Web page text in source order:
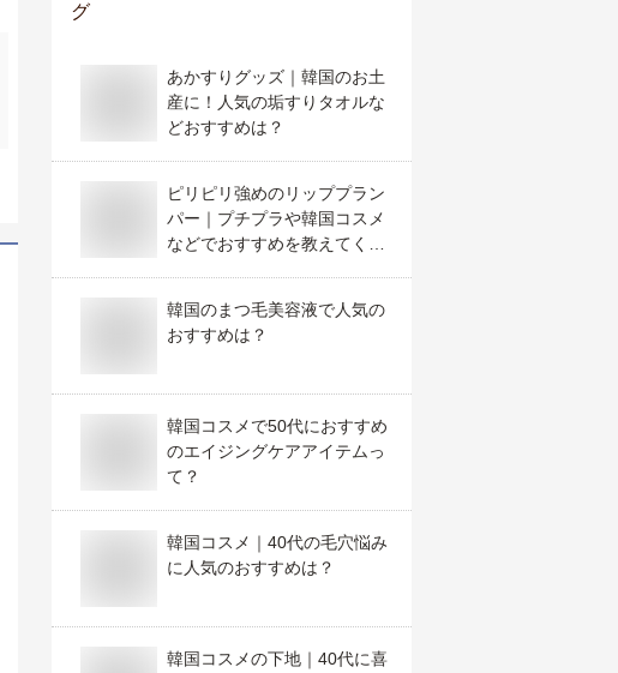
グ
あかすりグッズ｜韓国のお土
産に！人気の垢すりタオルな
どおすすめは？
ピリピリ強めのリッププラン
パー｜プチプラや韓国コスメ
などでおすすめを教えてくだ
韓国のまつ毛美容液で人気の
おすすめは？
韓国コスメで50代におすすめ
のエイジングケアアイテムっ
て？
韓国コスメ｜40代の毛穴悩み
に人気のおすすめは？
韓国コスメの下地｜40代に喜